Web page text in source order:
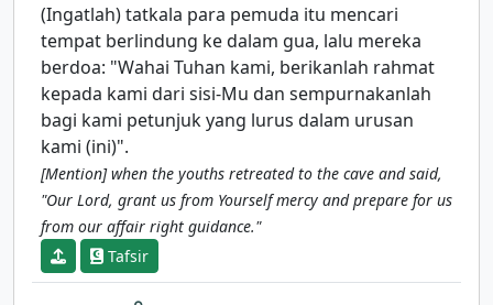
(Ingatlah) tatkala para pemuda itu mencari
tempat berlindung ke dalam gua, lalu mereka
berdoa: "Wahai Tuhan kami, berikanlah rahmat
kepada kami dari sisi-Mu dan sempurnakanlah
bagi kami petunjuk yang lurus dalam urusan
kami (ini)".
[Mention] when the youths retreated to the cave and said,
"Our Lord, grant us from Yourself mercy and prepare for us
from our affair right guidance."
Tafsir